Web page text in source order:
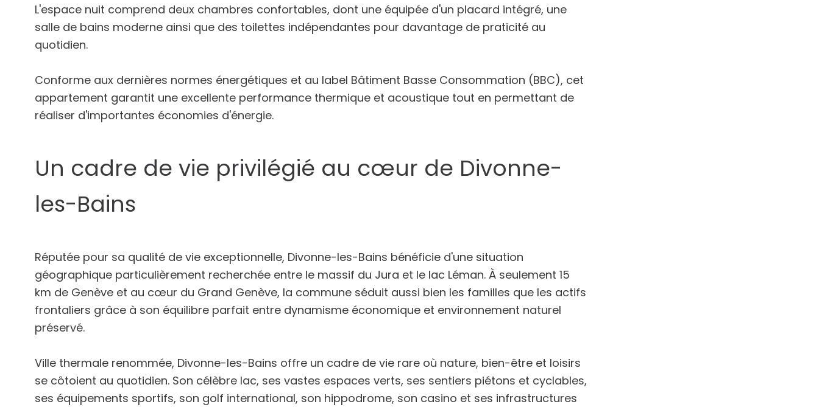
L'espace nuit comprend deux chambres confortables, dont une équipée d'un placard intégré, une
salle de bains moderne ainsi que des toilettes indépendantes pour davantage de praticité au
quotidien.
Conforme aux dernières normes énergétiques et au label Bâtiment Basse Consommation (BBC), cet
appartement garantit une excellente performance thermique et acoustique tout en permettant de
réaliser d'importantes économies d'énergie.
Un cadre de vie privilégié au cœur de Divonne-
les-Bains
Réputée pour sa qualité de vie exceptionnelle, Divonne-les-Bains bénéficie d'une situation
géographique particulièrement recherchée entre le massif du Jura et le lac Léman. À seulement 15
km de Genève et au cœur du Grand Genève, la commune séduit aussi bien les familles que les actifs
frontaliers grâce à son équilibre parfait entre dynamisme économique et environnement naturel
préservé.
Ville thermale renommée, Divonne-les-Bains offre un cadre de vie rare où nature, bien-être et loisirs
se côtoient au quotidien. Son célèbre lac, ses vastes espaces verts, ses sentiers piétons et cyclables,
ses équipements sportifs, son golf international, son hippodrome, son casino et ses infrastructures